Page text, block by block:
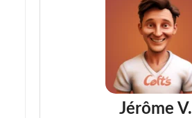
Jérôme V.